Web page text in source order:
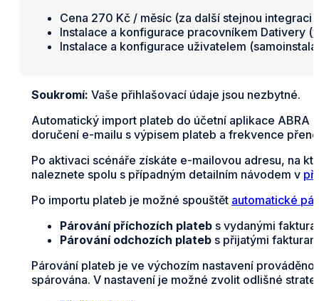
Cena 270 Kč / měsíc (za další stejnou integraci
Instalace a konfigurace pracovníkem Dativery (
Instalace a konfigurace uživatelem
Soukromí: Vaše přihlašovací údaje jsou nezbytné.
Automatický import plateb do účetní aplikace ABRA
doručení e-mailu s výpisem plateb a frekvence
Po aktivaci scénáře získáte e-mailovou adresu, na
naleznete spolu s případným detailním návodem v
Po importu plateb je možné spouštět automatické
Párování příchozích plateb s vydanými
Párování odchozích plateb s přijatými
Párování plateb je ve výchozím nastavení
spárována. V nastavení je možné zvolit odlišné